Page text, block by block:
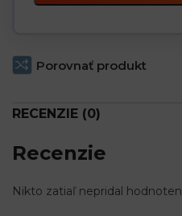
Porovnať produkt
RECENZIE (0)
Recenzie
Nikto zatiaľ nepridal